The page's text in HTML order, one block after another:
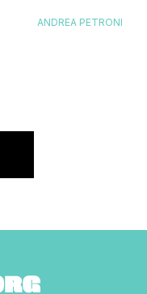
dal mito e dal
ANDREA PETRONI